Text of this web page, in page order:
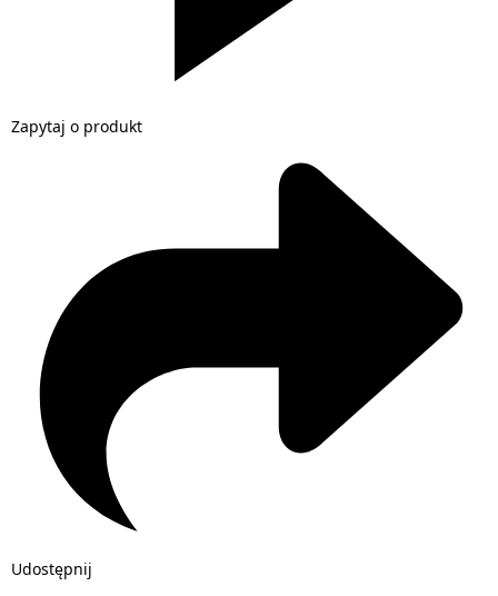
Zapytaj o produkt
Udostępnij